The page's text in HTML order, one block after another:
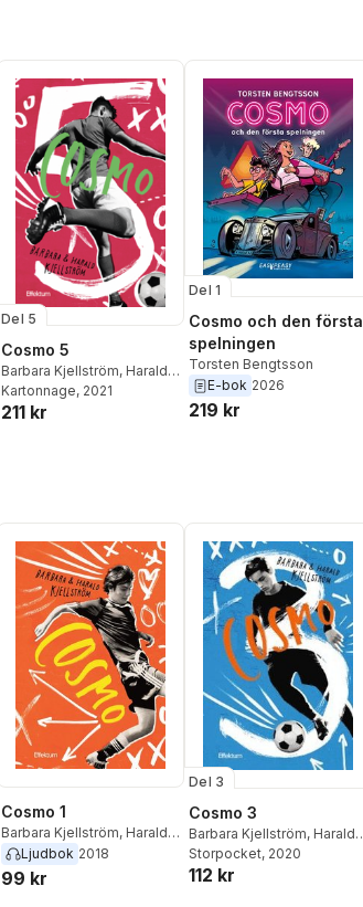
Del 5
Cosmo 5
Barbara Kjellström, Harald
Kjellström
Kartonnage, 2021
211 kr
Del 1
Cosmo och den första
spelningen
Torsten Bengtsson
E-bok 2026
219 kr
Cosmo 1
Barbara Kjellström, Harald
Kjellström
Ljudbok 2018
99 kr
Del 3
Cosmo 3
Barbara Kjellström, Harald
Kjellström
Storpocket, 2020
112 kr